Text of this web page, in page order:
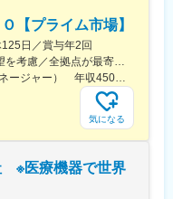
【プライム市場】
日／賞与年2回
気になる
※医療機器で世界